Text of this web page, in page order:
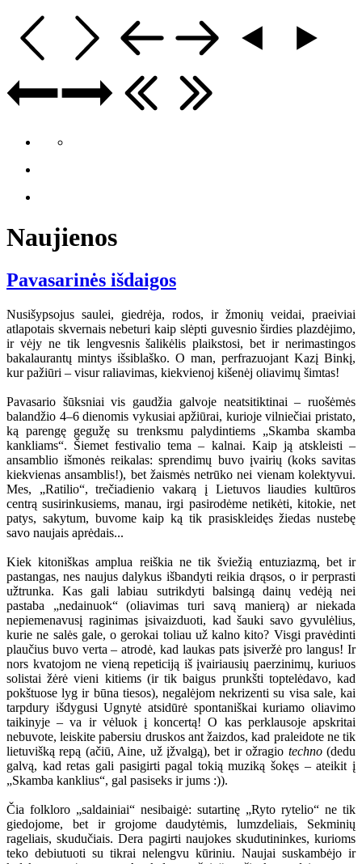
Naujienos
Pavasarinės išdaigos
Nusišypsojus saulei, giedrėja, rodos, ir žmonių veidai, praeiviai
atlapotais skvernais nebeturi kaip slėpti guvesnio širdies plazdėjimo,
ir vėjy ne tik lengvesnis šalikėlis plaikstosi, bet ir nerimastingos
bakalaurantų mintys išsiblaško. O man, perfrazuojant Kazį Binkį,
kur pažiūri – visur raliavimas, kiekvienoj kišenėj oliavimų šimtas!
Pavasario šūksniai vis gaudžia galvoje neatsitiktinai – ruošėmės
balandžio 4–6 dienomis vykusiai apžiūrai, kurioje vilniečiai pristato,
ką parengę gegužę su trenksmu palydintiems „Skamba skamba
kankliams“. Šiemet festivalio tema – kalnai. Kaip ją atskleisti –
ansamblio išmonės reikalas: sprendimų buvo įvairių (koks savitas
kiekvienas ansamblis!), bet žaismės netrūko nei vienam kolektyvui.
Mes, „Ratilio“, trečiadienio vakarą į Lietuvos liaudies kultūros
centrą susirinkusiems, manau, irgi pasirodėme netikėti, kitokie, net
patys, sakytum, buvome kaip ką tik prasiskleidęs žiedas nustebę
savo naujais aprėdais...
Kiek kitoniškas amplua reiškia ne tik šviežią entuziazmą, bet ir
pastangas, nes naujus dalykus išbandyti reikia drąsos, o ir perprasti
užtrunka. Kas gali labiau sutrikdyti balsingą dainų vedėją nei
pastaba „nedainuok“ (oliavimas turi savą manierą) ar niekada
nepiemenavusį raginimas įsivaizduoti, kad šauki savo gyvulėlius,
kurie ne salės gale, o gerokai toliau už kalno kito? Visgi pravėdinti
plaučius buvo verta – atrodė, kad laukas pats įsiveržė pro langus! Ir
nors kvatojom ne vieną repeticiją iš įvairiausių paerzinimų, kuriuos
solistai žėrė vieni kitiems (ir tik baigus prunkšti toptelėdavo, kad
pokštuose lyg ir būna tiesos), negalėjom nekrizenti su visa sale, kai
tarpdury išdygusi Ugnytė atsidūrė spontaniškai kuriamo oliavimo
taikinyje – va ir vėluok į koncertą! O kas perklausoje apskritai
nebuvote, leiskite pabersiu druskos ant žaizdos, kad praleidote ne tik
lietuvišką repą (ačiū, Aine, už įžvalgą), bet ir ožragio techno(dedu
galvą, kad retas gali pasigirti pagal tokią muziką šokęs – ateikit į
„Skamba kanklius“, gal pasiseks ir jums :)).
Čia folkloro „saldainiai“ nesibaigė: sutartinę „Ryto rytelio“ ne tik
giedojome, bet ir grojome daudytėmis, lumzdeliais, Sekminių
rageliais, skudučiais. Dera pagirti naujokes skudutininkes, kurioms
teko debiutuoti su tikrai nelengvu kūriniu. Naujai suskambėjo ir